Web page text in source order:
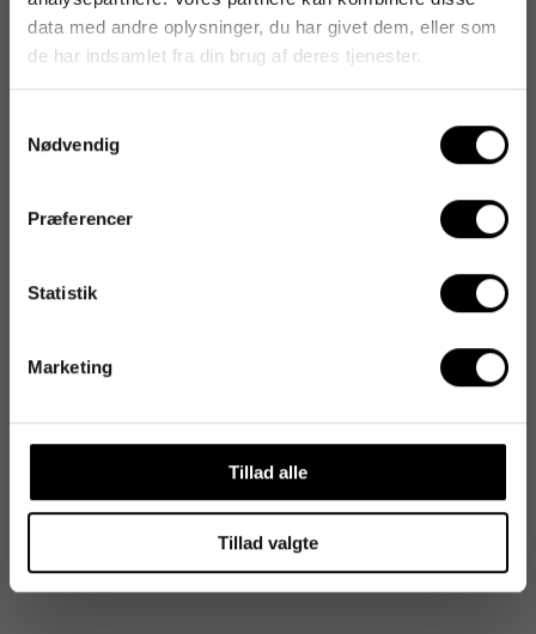
data med andre oplysninger, du har givet dem, eller som
de har indsamlet fra din brug af deres tjenester.
Nødvendig
Præferencer
Statistik
Marketing
Tillad alle
Tillad valgte
Esselte er en førende leverandør af kontorartikler, kendt
for funktionelle løsninger, solid kvalitet og produkter, der gør
daglig organisering nemmere.
Originalnummer
Produktspecifikationer
Hvid
Ringetype 4 D-ringe